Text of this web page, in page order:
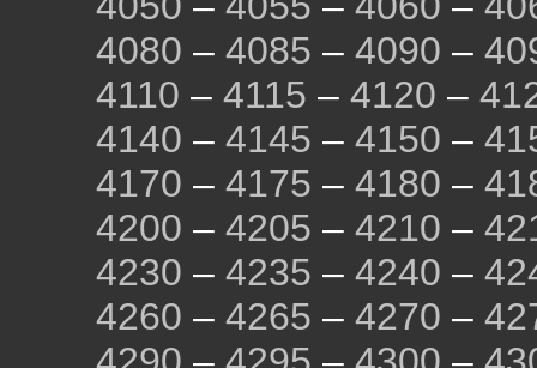
4080 – 4085 – 4090 –
4110 – 4115 – 4120 –
4140 – 4145 – 4150 –
4170 – 4175 – 4180 –
4200 – 4205 – 4210 –
4230 – 4235 – 4240 –
4260 – 4265 – 4270 –